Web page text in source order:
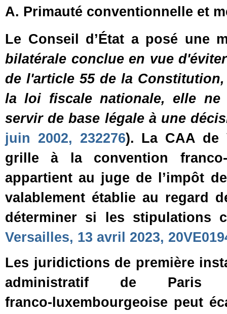
A. Primauté conventionnelle et
Le Conseil d’État a posé une
bilatérale conclue en vue
de l'article 55 de la
la loi fiscale nationale, elle ne
servir de base légale à une
juin 2002, 232276). La CAA de
grille à la convention
appartient au juge de l’impôt
valablement établie au regard
déterminer si les stipulations
Versailles, 13 avril 2023,
Les juridictions de première
administratif de Paris
franco‑luxembourgeoise peut